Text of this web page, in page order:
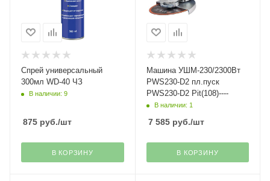
Спрей универсальный
300мл WD-40 ЧЗ
В наличии: 9
875 руб./шт
В КОРЗИНУ
Машина УШМ-230/2300Вт
PWS230-D2 пл.пуск
PWS230-D2 Pit(108)----
В наличии: 1
7 585руб./шт
В КОРЗИНУ